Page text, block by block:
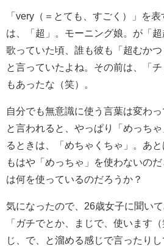
「very（＝とても、すごく）」を
は、「超」。モーニング娘。が「
歌っていた頃、誰も彼も「超むかつ
と言っていたよね。その前は、「
もあったな（笑）。
自分でも無意識に使う言葉は変わ
と言われると、やっぱり「めっち
るときは、「めちゃくちゃ」。あと
もはや「めっちゃ」を使わないの
は何を使っているのだろうか？
気になったので、26歳女子に聞いて
「ガチでとか、まじで、使います
じ、で、と溜める感じで言ったり